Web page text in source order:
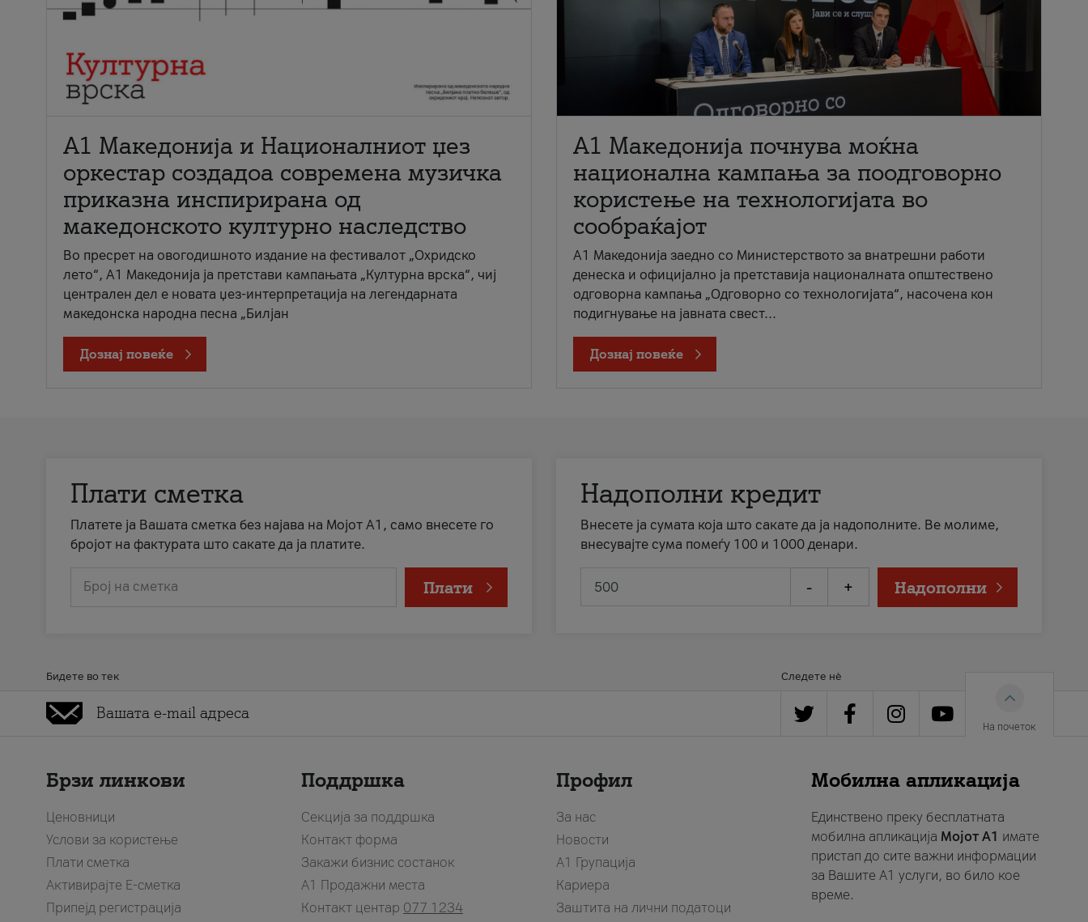
А1 Македонија и Националниот џез
оркестар создадоа современа музичка
приказна инспирирана од
македонското културно наследство
Во пресрет на овогодишното издание на фестивалот „Охридско
лето“, А1 Македонија ја претстави кампањата „Културна врска“, чиј
централен дел е новата џез-интерпретација на легендарната
македонска народна песна „Билјан
Дознај повеќе
A1 Македонија почнува моќна
национална кампања за поодговорно
користење на технологијата во
сообраќајот
A1 Македонија заедно со Министерството за внатрешни работи
денеска и официјално ја претставија националната општествено
одговорна кампања „Одговорно со технологијата“, насочена кон
подигнување на јавната свест...
Дознај повеќе
Плати сметка
Платете ја Вашата сметка без најава на Мојот А1, само внесете го
бројот на фактурата што сакате да ја платите.
Број на сметка Плати
Надополни кредит
Внесете ја сумата која што сакате да ја надополните. Ве молиме,
внесувајте сума помеѓу 100 и 1000 денари.
- + Надополни
Бидете во тек Следете нè
На почеток
Брзи линкови
Ценовници
Услови за користење
Плати сметка
Активирајте Е-сметка
Припејд регистрација
Поддршка
Секција за поддршка
Контакт форма
Закажи бизнис состанок
A1 Продажни места
Контакт центар 077 1234
Профил
За нас
Новости
А1 Групација
Кариера
Заштита на лични податоци
Мобилна апликација
Единствено преку бесплатната
мобилна апликација Мојот A1 имате
пристап до сите важни информации
за Вашите A1 услуги, во било кое
време.